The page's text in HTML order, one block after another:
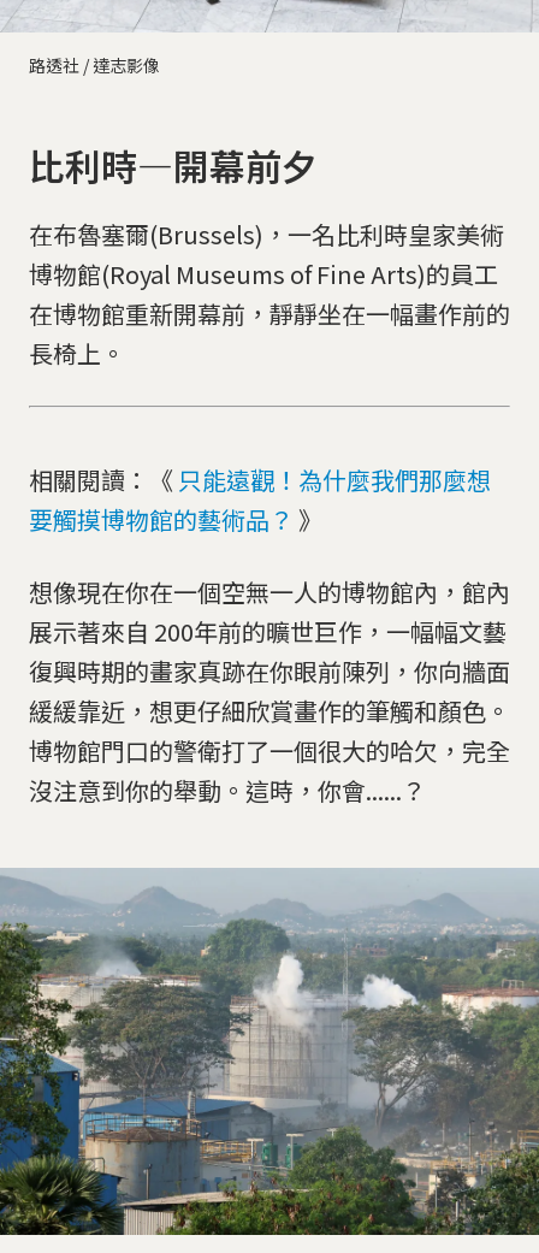
路透社 / 達志影像
比利時—開幕前夕
在布魯塞爾(Brussels)，一名比利時皇家美術
博物館(Royal Museums of Fine Arts)的員工
在博物館重新開幕前，靜靜坐在一幅畫作前的
長椅上。
相關閱讀：《 只能遠觀！為什麼我們那麼想
要觸摸博物館的藝術品？ 》
想像現在你在一個空無一人的博物館內，館內
展示著來自 200年前的曠世巨作，一幅幅文藝
復興時期的畫家真跡在你眼前陳列，你向牆面
緩緩靠近，想更仔細欣賞畫作的筆觸和顏色。
博物館門口的警衛打了一個很大的哈欠，完全
沒注意到你的舉動。這時，你會......？